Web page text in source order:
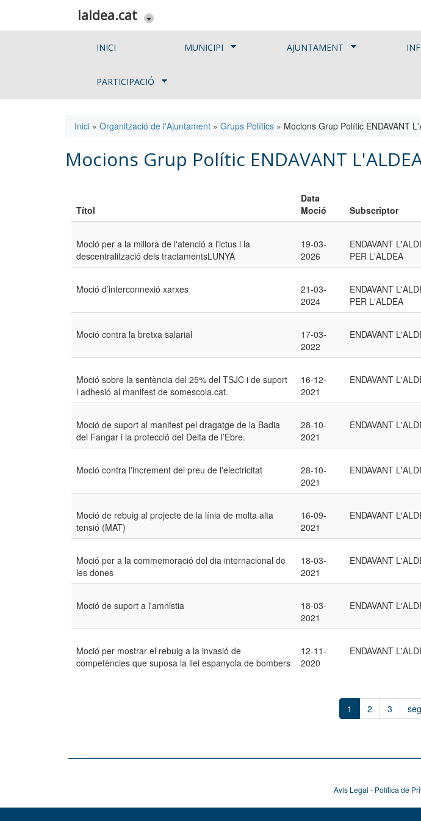
laldea.cat
INICI MUNICIPI AJUNTAMENT
PARTICIPACIÓ
Esteu aquí
Inici » Organització de l'Ajuntament » Grups Polítics » Mocions Grup Polític ENDAVANT
Mocions Grup Polític ENDAVANT
Títol
Data
Moció
Subscriptor
Moció per a la millora de l'atenció a l'ictus i la
descentralització dels tractamentsLUNYA
19-03-
2026
ENDAVANT
PER L'ALDEA
Moció d’interconnexió xarxes
21-03-
2024
ENDAVANT
PER L'ALDEA
Moció contra la bretxa salarial
17-03-
2022
ENDAVANT
Moció sobre la sentència del 25% del TSJC i de suport
i adhesió al manifest de somescola.cat.
16-12-
2021
ENDAVANT
Moció de suport al manifest pel dragatge de la Badia
del Fangar i la protecció del Delta de l’Ebre.
28-10-
2021
ENDAVANT
Moció contra l'increment del preu de l'electricitat
28-10-
2021
ENDAVANT
Moció de rebuig al projecte de la línia de molta alta
tensió (MAT)
16-09-
2021
ENDAVANT
Moció per a la commemoració del dia internacional de
les dones
18-03-
2021
ENDAVANT
Moció de suport a l'amnistia
18-03-
2021
ENDAVANT
Moció per mostrar el rebuig a la invasió de
competències que suposa la llei espanyola de bombers
12-11-
2020
ENDAVANT
1 2 3
Avís Legal - Política de